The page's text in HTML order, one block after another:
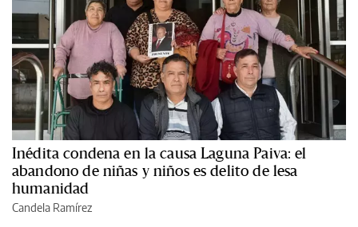
Inédita condena en la causa Laguna Paiva: el
abandono de niñas y niños es delito de lesa
humanidad
Candela Ramírez